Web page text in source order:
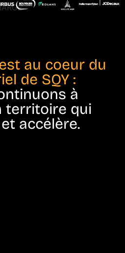
au coeur du
de SQY :
à
territoire qui
accélère.